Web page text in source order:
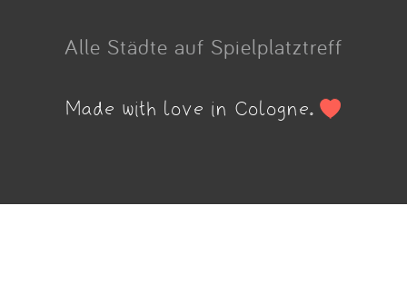
Alle Städte auf Spielplatztreff
Made with love in Cologne.